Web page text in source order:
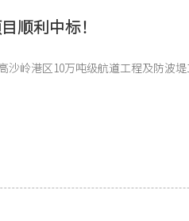
顺利中标！
沙岭港区10万吨级航道工程及防波